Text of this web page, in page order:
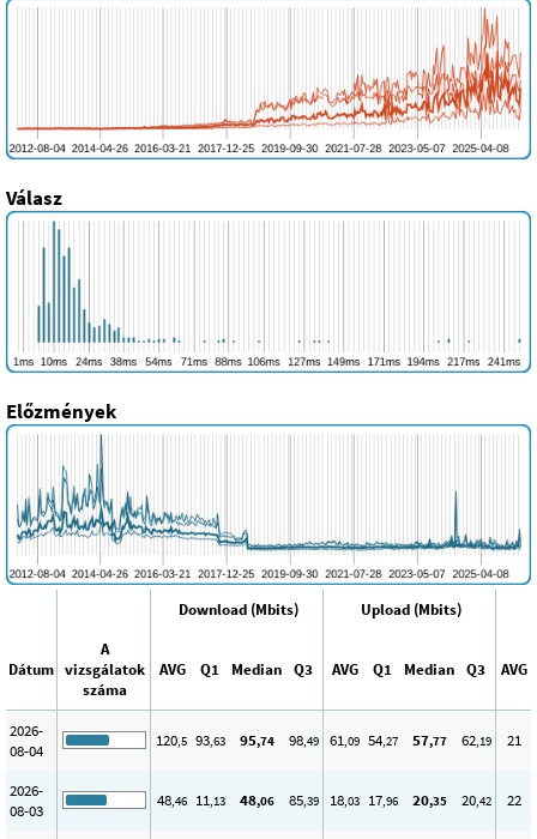
Válasz
Előzmények
Download (Mbits) Upload (Mbits)
Dátum
A
vizsgálatok
száma
AVG Q1 Median Q3 AVG Q1 Median Q3 AVG
2026-
08-04
120,5 93,63 95,74 98,49 61,09 54,27 57,77 62,19 21
2026-
08-03
48,46 11,13 48,06 85,39 18,03 17,96 20,35 20,42 22